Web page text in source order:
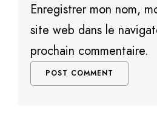
Enregistrer mon nom,
site web dans le
prochain commentaire.